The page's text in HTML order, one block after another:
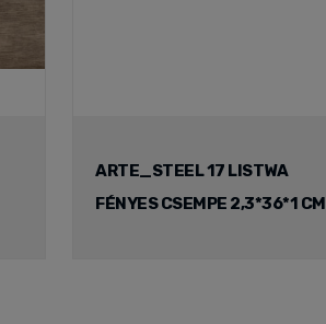
ARTE_STEEL 17 LISTWA
FÉNYES CSEMPE 2,3*36*1 CM